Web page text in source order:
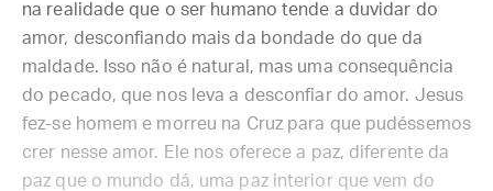
na realidade que o ser humano tende a duvidar do
amor, desconfiando mais da bondade do que da
maldade. Isso não é natural, mas uma consequência
do pecado, que nos leva a desconfiar do amor. Jesus
fez-se homem e morreu na Cruz para que pudéssemos
crer nesse amor. Ele nos oferece a paz, diferente da
paz que o mundo dá, uma paz interior que vem do